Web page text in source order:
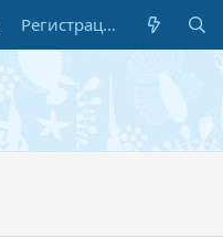
Регистрация